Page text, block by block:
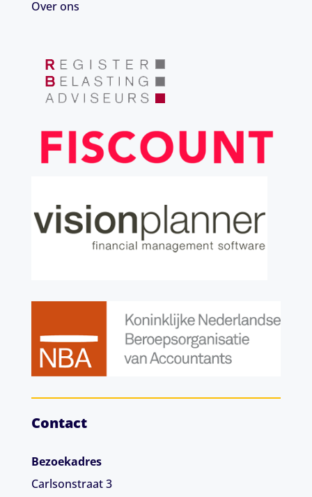
Over ons
Contact
Bezoekadres
Carlsonstraat 3